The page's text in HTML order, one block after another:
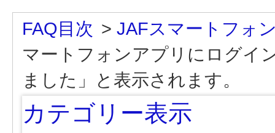
FAQ目次 > JAFスマートフォ
マートフォンアプリにログイ
ました」と表示されます。
カテゴリー表示